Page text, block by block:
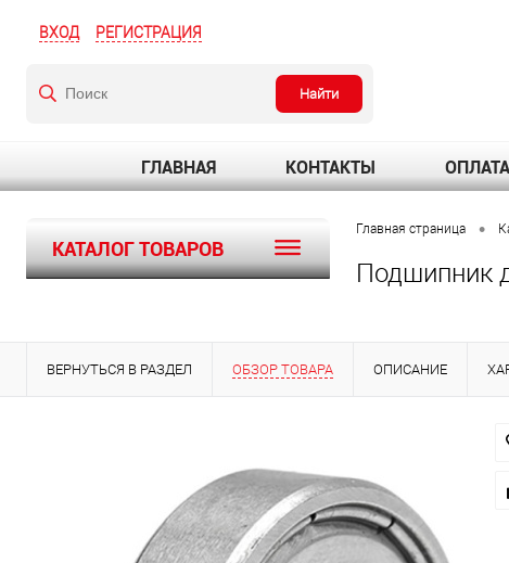
ВХОД РЕГИСТРАЦИЯ
Найти
ГЛАВНАЯ КОНТАКТЫ
КАТАЛОГ ТОВАРОВ
Главная страница •
Подшипник
ВЕРНУТЬСЯ В РАЗДЕЛ ОБЗОР ТОВАРА ОПИСАНИЕ